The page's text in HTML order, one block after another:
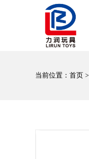
当前位置： 首页 >